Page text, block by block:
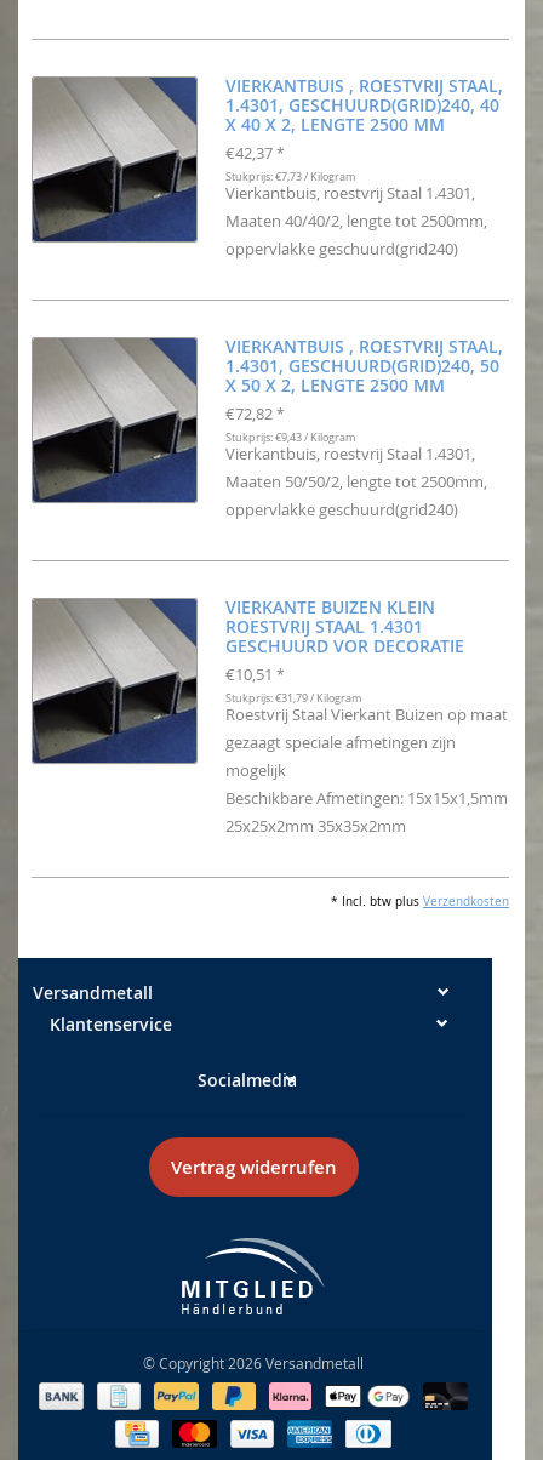
VIERKANTBUIS , ROESTVRIJ STAAL,
1.4301, GESCHUURD(GRID)240, 40
X 40 X 2, LENGTE 2500 MM
€42,37 *
Stukprijs: €7,73 / Kilogram
Vierkantbuis, roestvrij Staal 1.4301,
Maaten 40/40/2, lengte tot 2500mm,
oppervlakke geschuurd(grid240)
VIERKANTBUIS , ROESTVRIJ STAAL,
1.4301, GESCHUURD(GRID)240, 50
X 50 X 2, LENGTE 2500 MM
€72,82 *
Stukprijs: €9,43 / Kilogram
Vierkantbuis, roestvrij Staal 1.4301,
Maaten 50/50/2, lengte tot 2500mm,
oppervlakke geschuurd(grid240)
VIERKANTE BUIZEN KLEIN
ROESTVRIJ STAAL 1.4301
GESCHUURD VOR DECORATIE
€10,51 *
Stukprijs: €31,79 / Kilogram
Roestvrij Staal Vierkant Buizen op maat
gezaagt speciale afmetingen zijn
mogelijk
Beschikbare Afmetingen: 15x15x1,5mm
25x25x2mm 35x35x2mm
* Incl. btw plus Verzendkosten
Versandmetall
Klantenservice
Socialmedia
Vertrag widerrufen
© Copyright 2026 Versandmetall